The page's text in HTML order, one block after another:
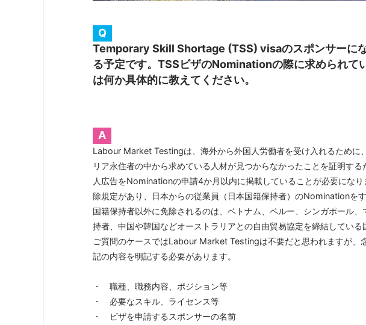
Q
Temporary Skill Shortage (TSS) visaのスポンサーに
る予定です。TSSビザのNominationの際に求められ
は何か具体的に教えてください。
A
Labour Market Testingは、海外から外国人労働者を受け入れるために
リア永住者の中から求めている人材が見つからなかったことを証明す
人広告をNominationの申請4か月以内に掲載していることが必要にな
除規定があり、日本からの従業員（日本国籍保持者）のNominationを
国籍保持者以外に免除されるのは、ベトナム、ペルー、シンガポール
持者、中国や韓国などオーストラリアとの自由貿易協定を締結している
ご質問のケースではLabour Market Testingは不要だと思われますが、
記の内容を明記する必要があります。
・ 職種、職務内容、ポジション等
・ 必要なスキル、ライセンス等
・ ビザを申請するスポンサーの名前